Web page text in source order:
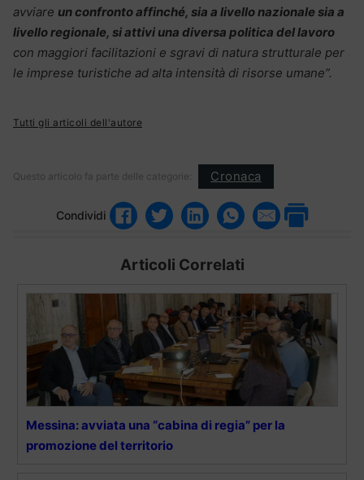
avviare un confronto affinché, sia a livello nazionale sia a
livello regionale, si attivi una diversa politica del lavoro
con maggiori facilitazioni e sgravi di natura strutturale per
le imprese turistiche ad alta intensità di risorse umane”.
Tutti gli articoli dell'autore
Questo articolo fa parte delle categorie: Cronaca
Condividi
Articoli Correlati
Messina: avviata una “cabina di regia” per la
promozione del territorio